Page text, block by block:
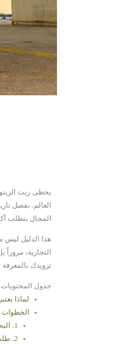
يحظى زيت
العالم. بفضل
المجال يتطلب
هذا الدليل
التجارية،
تزويدك بالمعرفة
جدول المحتويات
لماذا
الخطوات
1. البحث عن موردين موثوقين وعروض زيت زيتون جملة للبيع
2. طلب العينات وفحص الجودة الدقيق